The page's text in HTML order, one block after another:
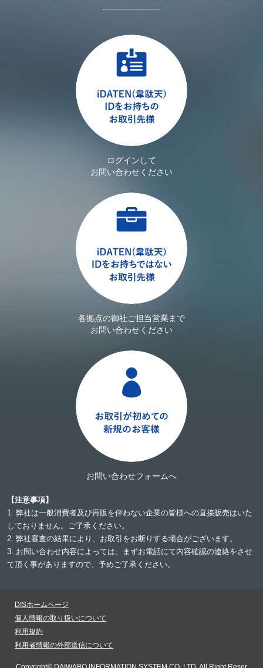
ログインして
お問い合わせください
各拠点の御社ご担当営業まで
お問い合わせください
お問い合わせフォームへ
【注意事項】
1. 弊社は一般消費者及び再販を伴わない企業の皆様への直接販売はいた
しておりません。ご了承ください。
2. 弊社審査の結果により、お取引をお断りする場合がございます。
3. お問い合わせ内容によっては、まずお電話にて内容確認の連絡をさせ
て頂く事がありますので、予めご了承ください。
DISホームページ
個人情報の取り扱いについて
利用規約
利用者情報の外部送信について